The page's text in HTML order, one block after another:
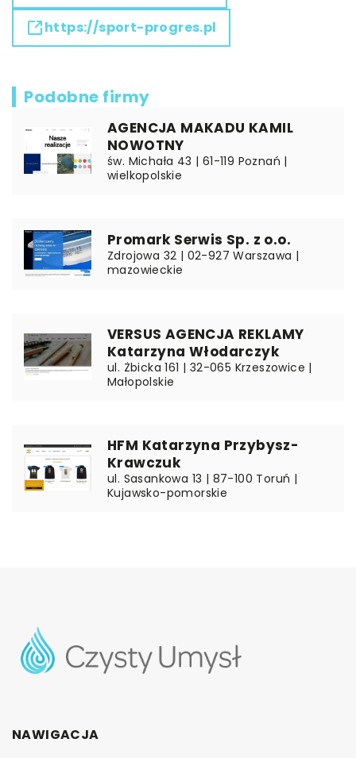
https://sport-progres.pl
Podobne firmy
AGENCJA MAKADU KAMIL
NOWOTNY
św. Michała 43 | 61-119 Poznań |
wielkopolskie
Promark Serwis Sp. z o.o.
Zdrojowa 32 | 02-927 Warszawa |
mazowieckie
VERSUS AGENCJA REKLAMY
Katarzyna Włodarczyk
ul. Żbicka 161 | 32-065 Krzeszowice |
Małopolskie
HFM Katarzyna Przybysz-
Krawczuk
ul. Sasankowa 13 | 87-100 Toruń |
Kujawsko-pomorskie
NAWIGACJA